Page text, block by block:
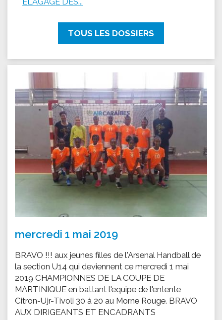
TOUS LES DOSSIERS
mercredi 1 mai 2019
BRAVO !!! aux jeunes filles de l'Arsenal Handball de
la section U14 qui deviennent ce mercredi 1 mai
2019 CHAMPIONNES DE LA COUPE DE
MARTINIQUE en battant l'equipe de l'entente
Citron-Ujr-Tivoli 30 à 20 au Morne Rouge. BRAVO
AUX DIRIGEANTS ET ENCADRANTS